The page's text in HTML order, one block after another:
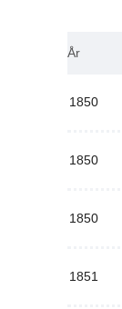
År
1850
1850
1850
1851